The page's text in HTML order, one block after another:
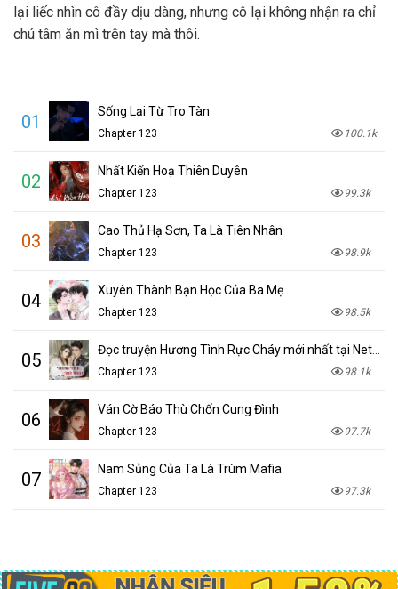
lại liếc nhìn cô đầy dịu dàng, nhưng cô lại không nhận ra chỉ
chú tâm ăn mì trên tay mà thôi.
01 Sống Lại Từ Tro Tàn
Chapter 123 100.1k
02 Nhất Kiến Hoạ Thiên Duyên
Chapter 123 99.3k
03 Cao Thủ Hạ Sơn, Ta Là Tiên Nhân
Chapter 123 98.9k
04 Xuyên Thành Bạn Học Của Ba Mẹ
Chapter 123 98.5k
05
Chapter 123 98.1k
06 Ván Cờ Báo Thù Chốn Cung Đình
Chapter 123 97.7k
07 Nam Sủng Của Ta Là Trùm Mafia
Chapter 123 97.3k